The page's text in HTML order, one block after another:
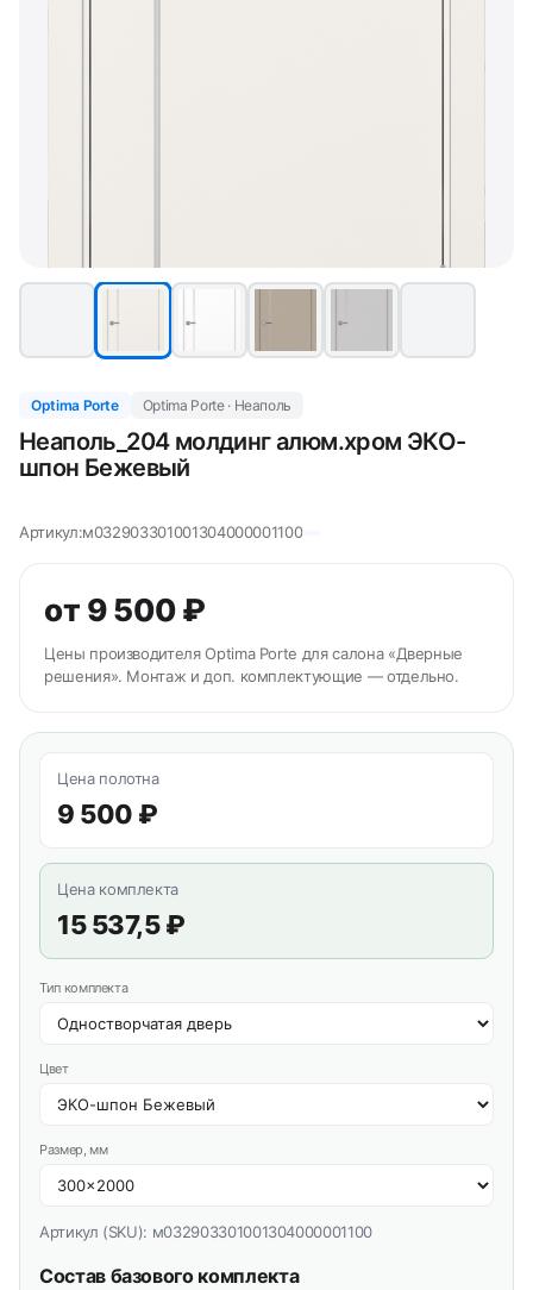
Optima Porte Optima Porte · Неаполь
Неаполь_204 молдинг алюм.хром ЭКО-
шпон Бежевый
Артикул:м032903301001304000001100
от 9 500 ₽
Цены производителя Optima Porte для салона «Дверные
решения». Монтаж и доп. комплектующие — отдельно.
Цена полотна
9 500 ₽
Цена комплекта
15 537,5 ₽
Тип комплекта
Цвет
Размер, мм
Артикул (SKU): м032903301001304000001100
Состав базового комплекта